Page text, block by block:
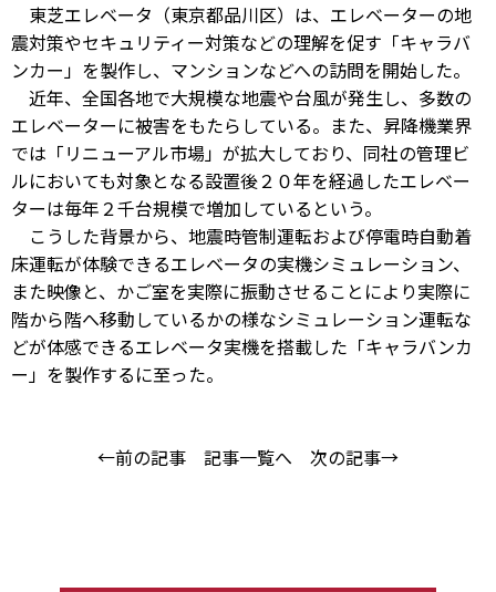
東芝エレベータ（東京都品川区）は、エレベーターの地
震対策やセキュリティー対策などの理解を促す「キャラバ
ンカー」を製作し、マンションなどへの訪問を開始した。
近年、全国各地で大規模な地震や台風が発生し、多数の
エレベーターに被害をもたらしている。また、昇降機業界
では「リニューアル市場」が拡大しており、同社の管理ビ
ルにおいても対象となる設置後２０年を経過したエレベー
ターは毎年２千台規模で増加しているという。
こうした背景から、地震時管制運転および停電時自動着
床運転が体験できるエレベータの実機シミュレーション、
また映像と、かご室を実際に振動させることにより実際に
階から階へ移動しているかの様なシミュレーション運転な
どが体感できるエレベータ実機を搭載した「キャラバンカ
ー」を製作するに至った。
←前の記事 記事一覧へ 次の記事→